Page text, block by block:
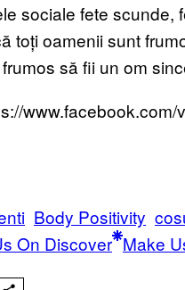
sociale fete scunde,
toți oamenii sunt
să fii un om
www.facebook.com/
Body Positivity
On Discover Make